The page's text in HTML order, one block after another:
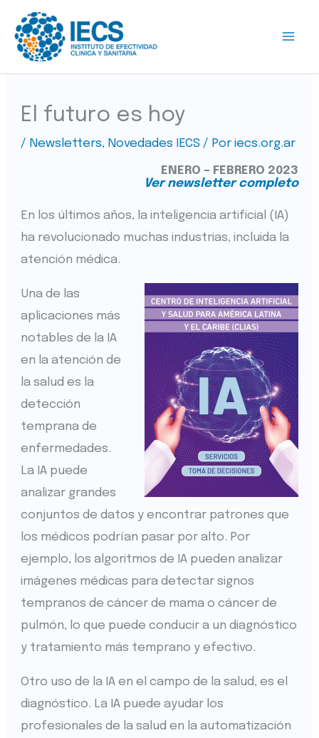
contenido
El futuro es hoy
/ Newsletters, Novedades IECS / Poriecs.org.ar
ENERO – FEBRERO 2023
Ver newsletter completo
En los últimos años, la inteligencia artificial (IA)
ha revolucionado muchas industrias, incluida la
atención médica.
Una de las
aplicaciones más
notables de la IA
en la atención de
la salud es la
detección
temprana de
enfermedades.
La IA puede
analizar grandes
conjuntos de datos y encontrar patrones que
los médicos podrían pasar por alto. Por
ejemplo, los algoritmos de IA pueden analizar
imágenes médicas para detectar signos
tempranos de cáncer de mama o cáncer de
pulmón, lo que puede conducir a un diagnóstico
y tratamiento más temprano y efectivo.
Otro uso de la IA en el campo de la salud, es el
diagnóstico. La IA puede ayudar los
profesionales de la salud en la automatización